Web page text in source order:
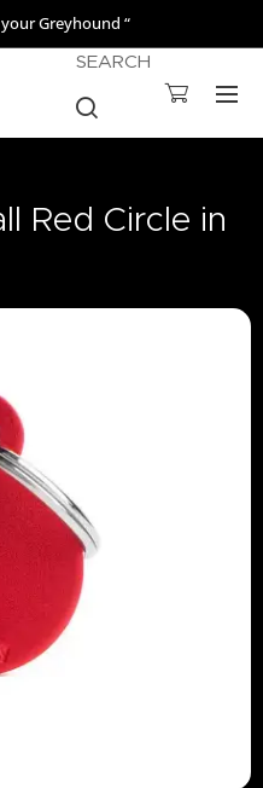
Greyhound “
SEARCH
Red Circle in